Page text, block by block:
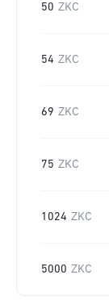
50 ZKC
54 ZKC
69 ZKC
75 ZKC
1024 ZKC
5000 ZKC